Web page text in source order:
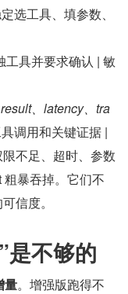
选工具、填参数、
工具并要求确认 | 敏
、latency、tra
调用和关键证据 |
不足、超时、参数
暴吞掉。它们不
信度。
是不够的
量​。增强版跑得不